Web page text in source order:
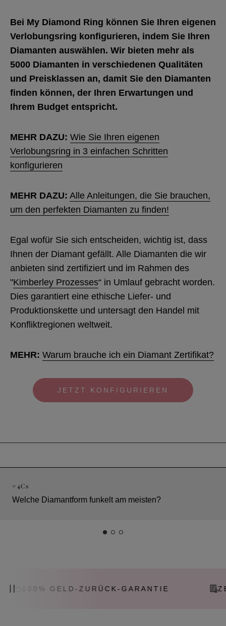
Bei My Diamond Ring können Sie Ihren eigenen
Verlobungsring konfigurieren, indem Sie Ihren
Diamanten auswählen. Wir bieten mehr als
5000 Diamanten in verschiedenen Qualitäten
und Preisklassen an, damit Sie den Diamanten
finden können, der Ihren Erwartungen und
Ihrem Budget entspricht.
MEHR DAZU: Wie Sie Ihren eigenen
Verlobungsring in 3 einfachen Schritten
konfigurieren
MEHR DAZU: Alle Anleitungen, die Sie brauchen,
um den perfekten Diamanten zu finden!
Egal wofür Sie sich entscheiden, wichtig ist, dass
Ihnen der Diamant gefällt. Alle Diamanten die wir
anbieten sind zertifiziert und im Rahmen des
"Kimberley Prozesses“ in Umlauf gebracht worden.
Dies garantiert eine ethische Liefer- und
Produktionskette und untersagt den Handel mit
Konfliktregionen weltweit.
MEHR: Warum brauche ich ein Diamant Zertifikat?
JETZT KONFIGURIEREN
#4Cs
Welche Diamantform funkelt am meisten?
GARANTIE ZERTIFIZIERTE